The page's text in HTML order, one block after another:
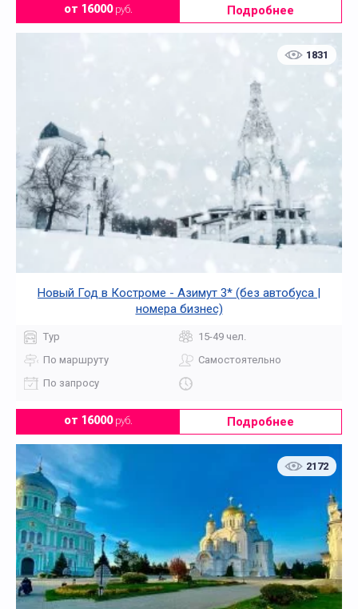
от 16000руб. Подробнее
1831
Новый Год в Костроме - Азимут 3* (без автобуса |
номера бизнес)
Тур
15-49 чел.
По маршруту
Самостоятельно
По запросу
от 16000руб. Подробнее
2172